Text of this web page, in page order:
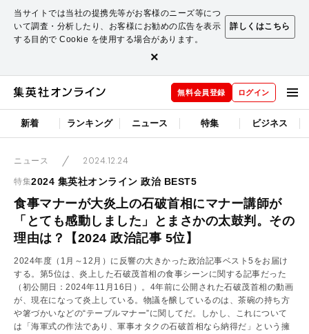
当サイトでは当社の提携先等がお客様のニーズ等につ
いて調査・分析したり、お客様にお勧めの広告を表示
する目的で Cookie を使用する場合があります。
詳しくはこちら
×
無料会員登録 ログイン
新着 ランキング ニュース 特集 ビジネス
ニュース 2024.12.24
特集2024 集英社オンライン 政治 BEST5
食事マナーが大炎上の石破首相にマナー講師が
「とても感動しました」とまさかの太鼓判。その
理由は？【2024 政治記事 5位】
2024年度（1月～12月）に反響の大きかった政治記事ベスト5をお届け
する。第5位は、炎上した石破茂首相の食事シーンに関する記事だった
（初公開日：2024年11月16日）。4年前に公開された石破茂首相の動画
が、現在になって炎上している。物議を醸しているのは、茶碗の持ち方
や箸づかいなどの“テーブルマナー”に関してだ。しかし、これについて
は「海軍式の作法であり、軍事オタクの石破首相なら納得だ」という擁